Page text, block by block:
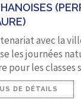
avec la
les journées
pour les classes
DE DÉTAILS